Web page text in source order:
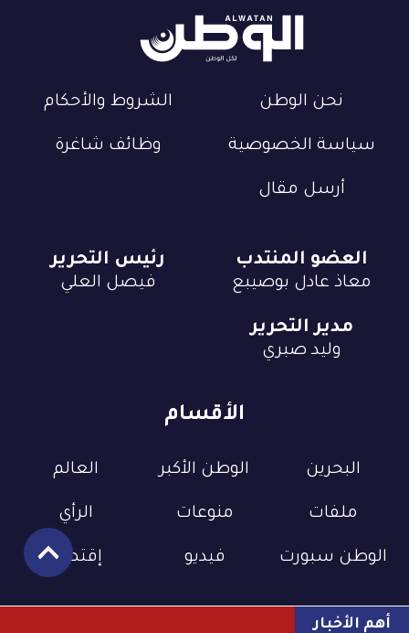
أهم الأخبار
نحن الوطن الشروط والأحكام
سياسة الخصوصية وظائف شاغرة
أرسل مقال
الأقسام
البحرين الوطن الأكبر العالم
ملفات منوعات الرأي
الوطن سبورت فيديو إقتصاد
العضو المنتدب
معاذ عادل بوصيبع
رئيس التحرير
فيصل العلي
مدير التحرير
وليد صبري